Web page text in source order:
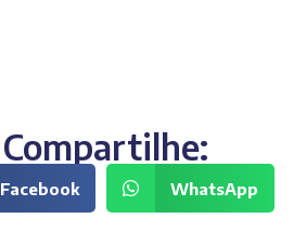
Compartilhe:
Facebook WhatsApp